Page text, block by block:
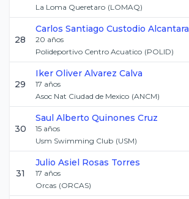
La Loma Queretaro (LOMAQ)
28
Carlos Santiago Custodio Alcantara
20 años
Polideportivo Centro Acuatico (POLID)
29
Iker Oliver Alvarez Calva
17 años
Asoc Nat Ciudad de Mexico (ANCM)
30
Saul Alberto Quinones Cruz
15 años
Usm Swimming Club (USM)
31
Julio Asiel Rosas Torres
17 años
Orcas (ORCAS)